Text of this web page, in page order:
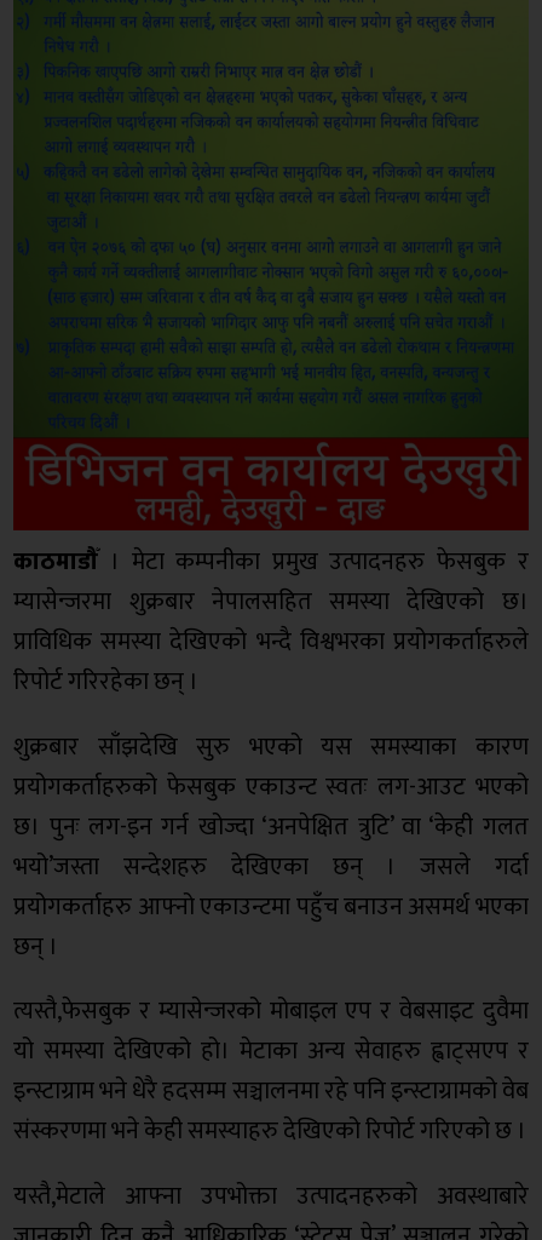
काठमाडौँ। मेटा कम्पनीका प्रमुख उत्पादनहरु फेसबुक र
म्यासेन्जरमा शुक्रबार नेपालसहित समस्या देखिएको छ।
प्राविधिक समस्या देखिएको भन्दै विश्वभरका प्रयोगकर्ताहरुले
रिपोर्ट गरिरहेका छन् ।
शुक्रबार साँझदेखि सुरु भएको यस समस्याका कारण
प्रयोगकर्ताहरुको फेसबुक एकाउन्ट स्वतः लग-आउट भएको
छ। पुनः लग-इन गर्न खोज्दा ‘अनपेक्षित त्रुटि’ वा ‘केही गलत
भयो’जस्ता सन्देशहरु देखिएका छन् । जसले गर्दा
प्रयोगकर्ताहरु आफ्नो एकाउन्टमा पहुँच बनाउन असमर्थ भएका
छन् ।
त्यस्तै,फेसबुक र म्यासेन्जरको मोबाइल एप र वेबसाइट दुवैमा
यो समस्या देखिएको हो। मेटाका अन्य सेवाहरु ह्वाट्सएप र
इन्स्टाग्राम भने धेरै हदसम्म सञ्चालनमा रहे पनि इन्स्टाग्रामको वेब
संस्करणमा भने केही समस्याहरु देखिएको रिपोर्ट गरिएको छ ।
यस्तै,मेटाले आफ्ना उपभोक्ता उत्पादनहरुको अवस्थाबारे